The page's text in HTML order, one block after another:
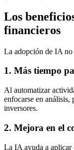
Los
financieros
La adopción de IA
1. Más tiempo
Al automatizar
enfocarse en
inversores.
2. Mejora en el
La IA ayuda a aplicar